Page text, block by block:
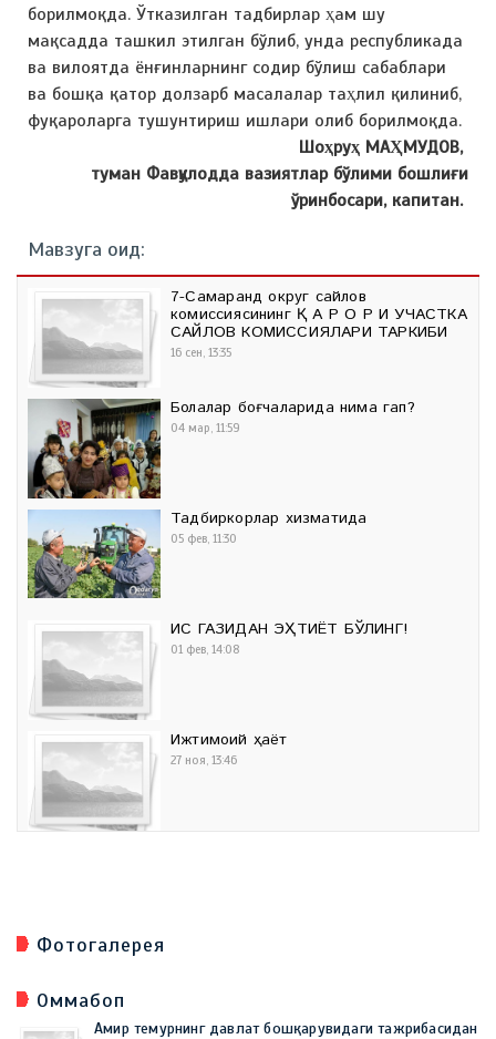
борилмоқда. Ўтказилган тадбирлар ҳам шу
мақсадда ташкил этилган бўлиб, унда республикада
ва вилоятда ёнғинларнинг содир бўлиш сабаблари
ва бошқа қатор долзарб масалалар таҳлил қилиниб,
фуқароларга тушунтириш ишлари олиб борилмоқда.
Шоҳруҳ МАҲМУДОВ,
туман Фавқулодда вазиятлар бўлими бошлиғи
ўринбосари, капитан.
Мавзуга оид:
7-Самарқанд округ сайлов
комиссиясининг Қ А Р О Р И УЧАСТКА
САЙЛОВ КОМИССИЯЛАРИ ТАРКИБИ
16 сен, 13:35
Болалар боғчаларида нима гап?
04 мар, 11:59
Тадбиркорлар хизматида
05 фев, 11:30
ИС ГАЗИДАН ЭҲТИЁТ БЎЛИНГ!
01 фев, 14:08
Ижтимоий ҳаёт
27 ноя, 13:46
Фотогалерея
Оммабоп
Амир темурнинг давлат бошқарувидаги тажрибасидан